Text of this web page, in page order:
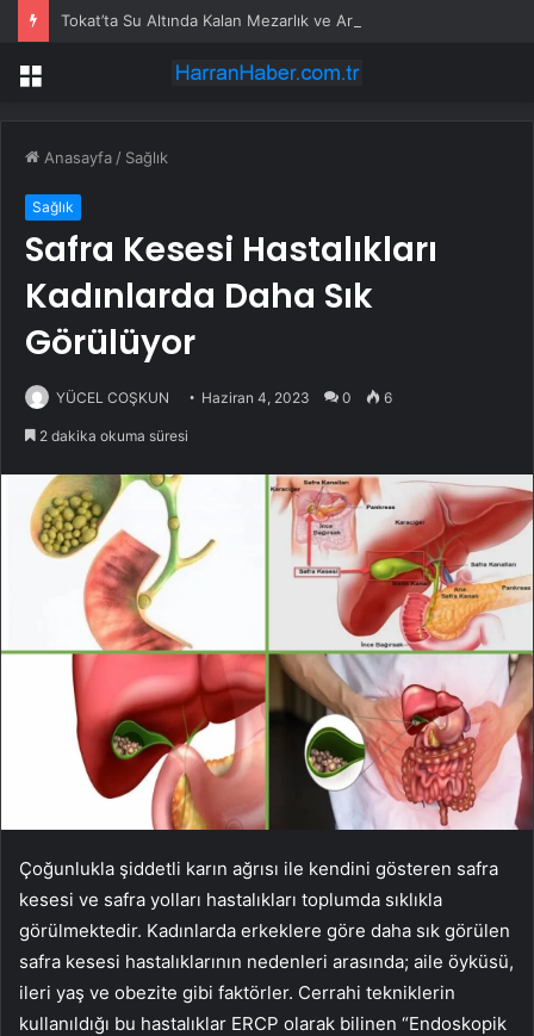
Tokat’ta Su Altında Kalan Mezarlık ve Araziler
Menü
Anasayfa / Sağlık
Sağlık
Safra Kesesi Hastalıkları
Kadınlarda Daha Sık
Görülüyor
YÜCEL COŞKUN Haziran 4, 2023 0 6
2 dakika okuma süresi
Çoğunlukla şiddetli karın ağrısı ile kendini gösteren safra
kesesi ve safra yolları hastalıkları toplumda sıklıkla
görülmektedir. Kadınlarda erkeklere göre daha sık görülen
safra kesesi hastalıklarının nedenleri arasında; aile öyküsü,
ileri yaş ve obezite gibi faktörler. Cerrahi tekniklerin
kullanıldığı bu hastalıklar ERCP olarak bilinen “Endoskopik